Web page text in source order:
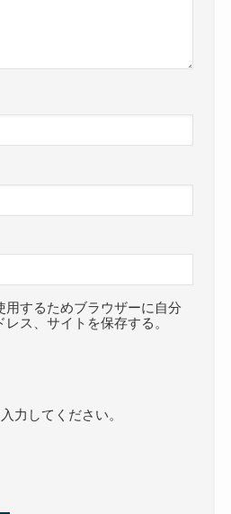
用するためブラウザーに自分
ス、サイトを保存する。
力してください。